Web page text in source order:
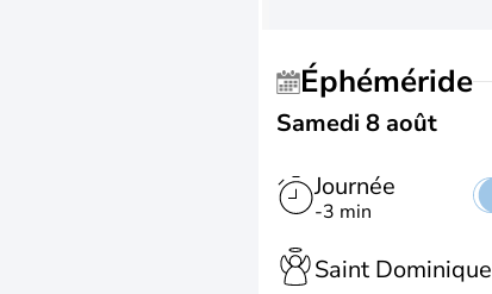
Éphéméride
Samedi 8 août
Journée
-3 min
Saint Dominique